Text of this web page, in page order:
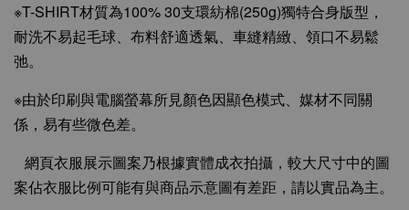
※T-SHIRT材質為100% 30支環紡棉(250g)獨特合身版型，
耐洗不易起毛球、布料舒適透氣、車縫精緻、領口不易鬆
弛。
※由於印刷與電腦螢幕所見顏色因顯色模式、媒材不同關
係，易有些微色差。
網頁衣服展示圖案乃根據實體成衣拍攝，較大尺寸中的圖
案佔衣服比例可能有與商品示意圖有差距，請以實品為主。